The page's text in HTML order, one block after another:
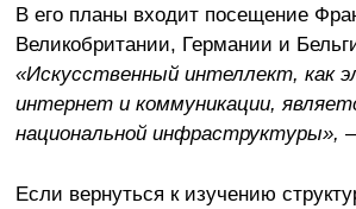
В его планы входит посещение
Великобритании, Германии и
«Искусственный интеллект, как
интернет и коммуникации,
национальной инфраструктуры»,
Если вернуться к изучению